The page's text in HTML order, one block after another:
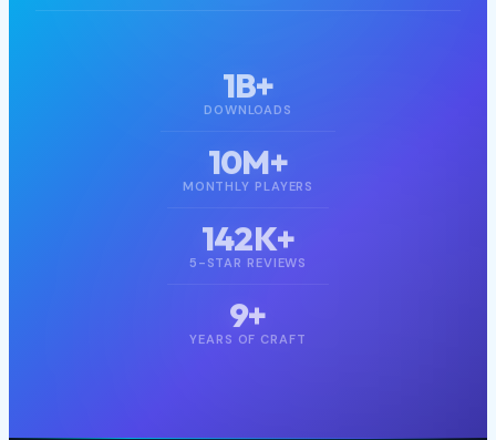
1B+
DOWNLOADS
10M+
MONTHLY PLAYERS
142K+
5-STAR REVIEWS
9+
YEARS OF CRAFT